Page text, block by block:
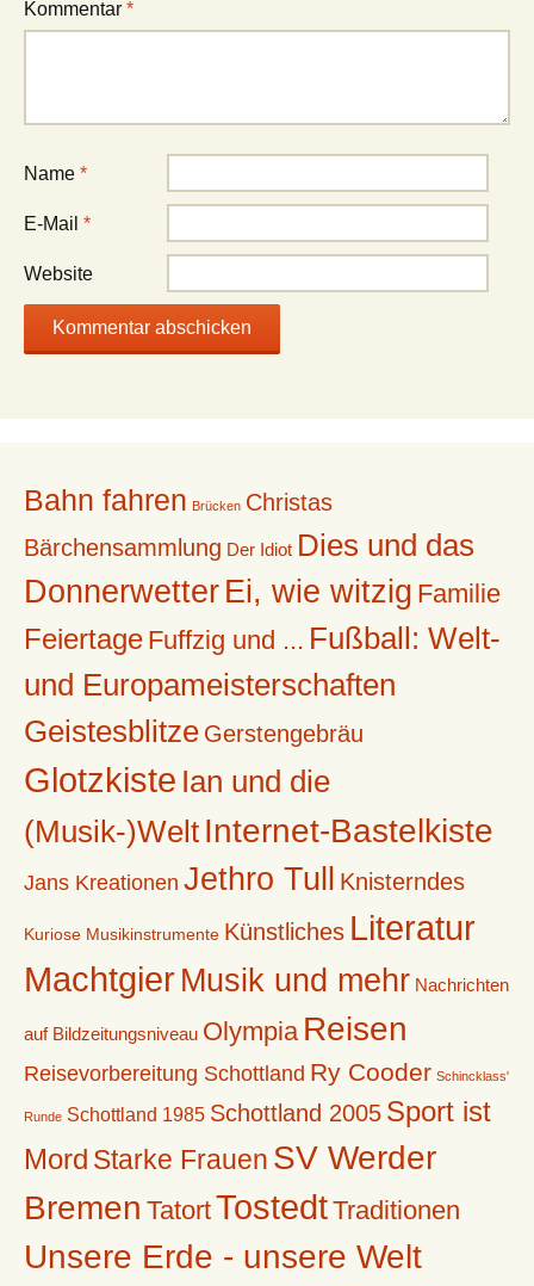
Kommentar *
Name *
E-Mail *
Website
Bahn fahren Brücken Christas
Bärchensammlung Der Idiot Dies und das
Donnerwetter Ei, wie witzig Familie
Feiertage Fuffzig und ... Fußball: Welt-
und Europameisterschaften
Geistesblitze Gerstengebräu
Glotzkiste Ian und die
(Musik-)Welt Internet-Bastelkiste
Jans Kreationen Jethro Tull Knisterndes
Kuriose Musikinstrumente Künstliches Literatur
MachtgierMusik und mehr Nachrichten
auf Bildzeitungsniveau Olympia Reisen
Reisevorbereitung Schottland Ry Cooder Schincklass'
Runde Schottland 1985 Schottland 2005 Sport ist
Mord Starke Frauen SV Werder
Bremen TatortTostedtTraditionen
Unsere Erde - unsere Welt